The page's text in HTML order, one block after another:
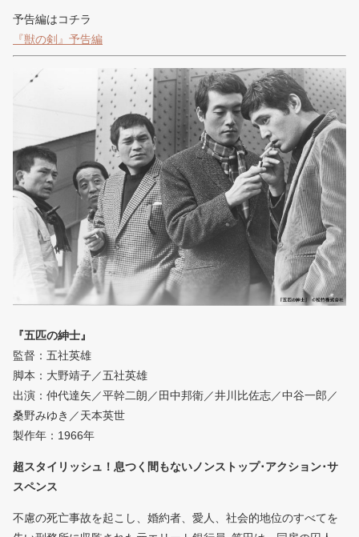
予告編はコチラ
『獣の剣』予告編
『五匹の紳士』
監督：五社英雄
脚本：大野靖子／五社英雄
出演：仲代達矢／平幹二朗／田中邦衛／井川比佐志／中谷一郎／
桑野みゆき／天本英世
製作年：1966年
超スタイリッシュ！息つく間もないノンストップ･アクション･サ
スペンス
不慮の死亡事故を起こし、婚約者、愛人、社会的地位のすべてを